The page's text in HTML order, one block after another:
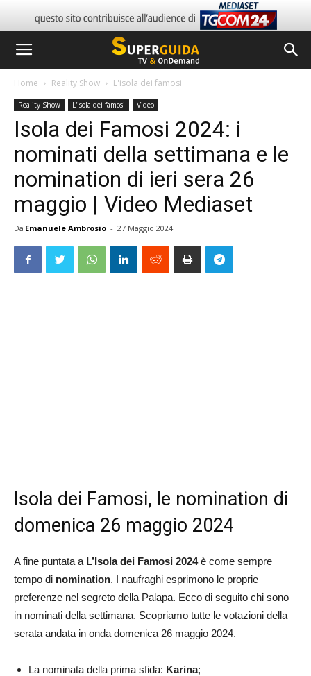
Home Reality Show L'isola dei famosi
Reality Show L'isola dei famosi Video
Isola dei Famosi 2024: i
nominati della settimana e le
nomination di ieri sera 26
maggio | Video Mediaset
Da Emanuele Ambrosio - 27 Maggio 2024
Isola dei Famosi, le nomination di
domenica 26 maggio 2024
A fine puntata a L’Isola dei Famosi 2024è come sempre
tempo di nomination. I naufraghi esprimono le proprie
preferenze nel segreto della Palapa. Ecco di seguito chi sono
in nominati della settimana. Scopriamo tutte le votazioni della
serata andata in onda domenica 26 maggio 2024.
La nominata della prima sfida: Karina;